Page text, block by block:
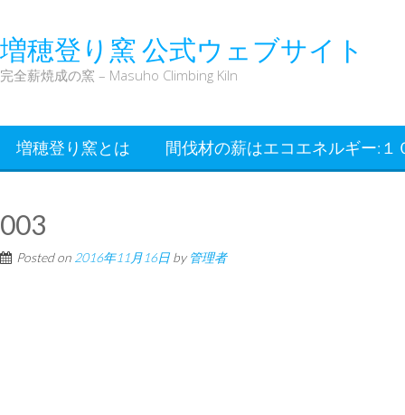
増穂登り窯 公式ウェブサイト
完全薪焼成の窯 – Masuho Climbing Kiln
増穂登り窯とは 間伐材の薪はエコエネルギー:１
003
Posted on 2016年11月16日 by 管理者